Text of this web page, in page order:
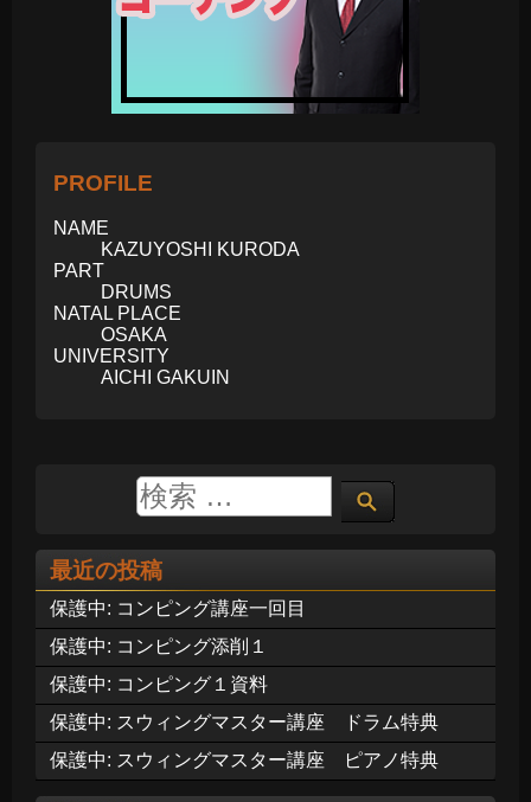
PROFILE
NAME
KAZUYOSHI KURODA
PART
DRUMS
NATAL PLACE
OSAKA
UNIVERSITY
AICHI GAKUIN
最近の投稿
保護中: コンピング講座一回目
保護中: コンピング添削１
保護中: コンピング１資料
保護中: スウィングマスター講座 ドラム特典
保護中: スウィングマスター講座 ピアノ特典